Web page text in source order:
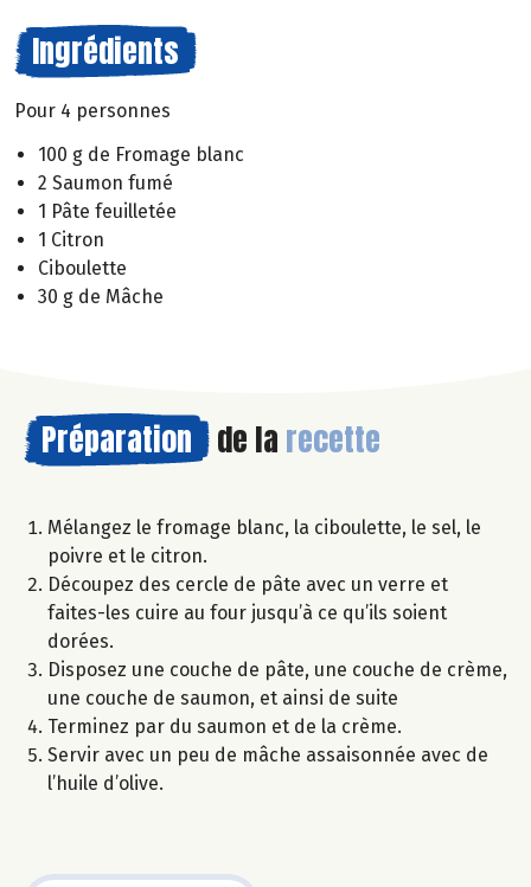
Ingrédients
Pour 4 personnes
100 g de Fromage blanc
2 Saumon fumé
1 Pâte feuilletée
1 Citron
Ciboulette
30 g de Mâche
Préparation de la recette
Mélangez le fromage blanc, la ciboulette, le sel, le
poivre et le citron.
Découpez des cercle de pâte avec un verre et
faites-les cuire au four jusqu’à ce qu’ils soient
dorées.
Disposez une couche de pâte, une couche de crème,
une couche de saumon, et ainsi de suite
Terminez par du saumon et de la crème.
Servir avec un peu de mâche assaisonnée avec de
l’huile d’olive.